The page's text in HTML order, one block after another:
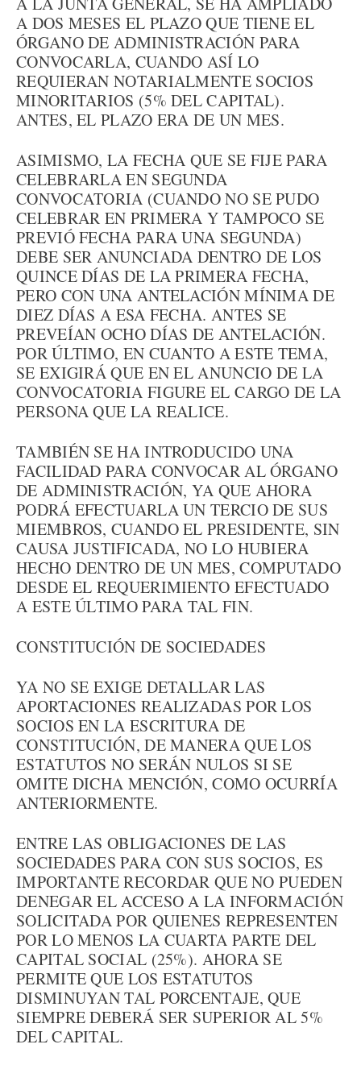
A DOS MESES EL PLAZO QUE TIENE EL
ÓRGANO DE ADMINISTRACIÓN PARA
CONVOCARLA, CUANDO ASÍ LO
REQUIERAN NOTARIALMENTE SOCIOS
MINORITARIOS (5% DEL CAPITAL).
ANTES, EL PLAZO ERA DE UN MES.
ASIMISMO, LA FECHA QUE SE FIJE PARA
CELEBRARLA EN SEGUNDA
CONVOCATORIA (CUANDO NO SE PUDO
CELEBRAR EN PRIMERA Y TAMPOCO SE
PREVIÓ FECHA PARA UNA SEGUNDA)
DEBE SER ANUNCIADA DENTRO DE LOS
QUINCE DÍAS DE LA PRIMERA FECHA,
PERO CON UNA ANTELACIÓN MÍNIMA DE
DIEZ DÍAS A ESA FECHA. ANTES SE
PREVEÍAN OCHO DÍAS DE ANTELACIÓN.
POR ÚLTIMO, EN CUANTO A ESTE TEMA,
SE EXIGIRÁ QUE EN EL ANUNCIO DE LA
CONVOCATORIA FIGURE EL CARGO DE LA
PERSONA QUE LA REALICE.
TAMBIÉN SE HA INTRODUCIDO UNA
FACILIDAD PARA CONVOCAR AL ÓRGANO
DE ADMINISTRACIÓN, YA QUE AHORA
PODRÁ EFECTUARLA UN TERCIO DE SUS
MIEMBROS, CUANDO EL PRESIDENTE, SIN
CAUSA JUSTIFICADA, NO LO HUBIERA
HECHO DENTRO DE UN MES, COMPUTADO
DESDE EL REQUERIMIENTO EFECTUADO
A ESTE ÚLTIMO PARA TAL FIN.
CONSTITUCIÓN DE SOCIEDADES
YA NO SE EXIGE DETALLAR LAS
APORTACIONES REALIZADAS POR LOS
SOCIOS EN LA ESCRITURA DE
CONSTITUCIÓN, DE MANERA QUE LOS
ESTATUTOS NO SERÁN NULOS SI SE
OMITE DICHA MENCIÓN, COMO OCURRÍA
ANTERIORMENTE.
ENTRE LAS OBLIGACIONES DE LAS
SOCIEDADES PARA CON SUS SOCIOS, ES
IMPORTANTE RECORDAR QUE NO PUEDEN
DENEGAR EL ACCESO A LA INFORMACIÓN
SOLICITADA POR QUIENES REPRESENTEN
POR LO MENOS LA CUARTA PARTE DEL
CAPITAL SOCIAL (25%). AHORA SE
PERMITE QUE LOS ESTATUTOS
DISMINUYAN TAL PORCENTAJE, QUE
SIEMPRE DEBERÁ SER SUPERIOR AL 5%
DEL CAPITAL.